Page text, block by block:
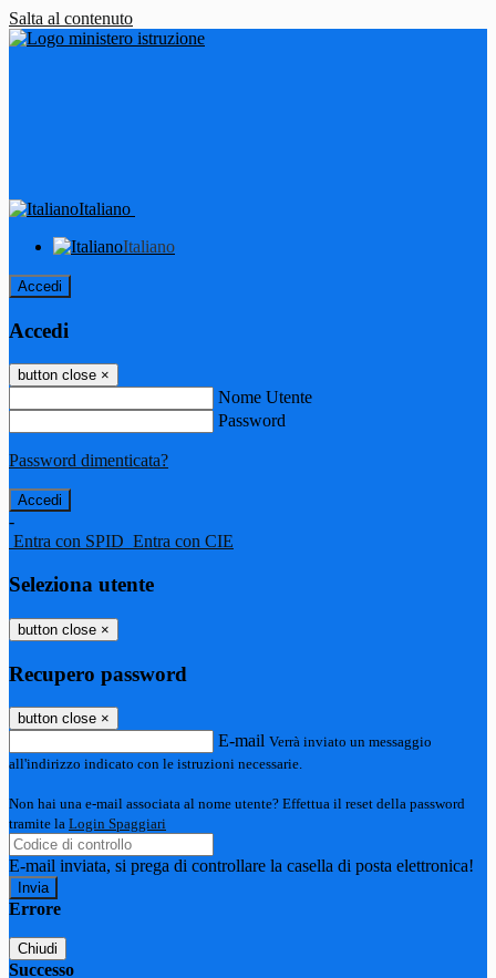
Salta al contenuto
Italiano
Italiano
Accedi
Accedi
button close ×
Nome Utente
Password
Password dimenticata?
-
Entra con SPID Entra con CIE
Seleziona utente
button close ×
Recupero password
button close ×
E-mail Verrà inviato un messaggio
all'indirizzo indicato con le istruzioni necessarie.
Non hai una e-mail associata al nome utente? Effettua il reset della password
tramite la Login Spaggiari
E-mail inviata, si prega di controllare la casella di posta elettronica!
Errore
Chiudi
Successo